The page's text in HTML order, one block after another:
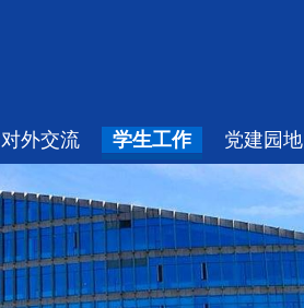
对外交流 学生工作 党建园地